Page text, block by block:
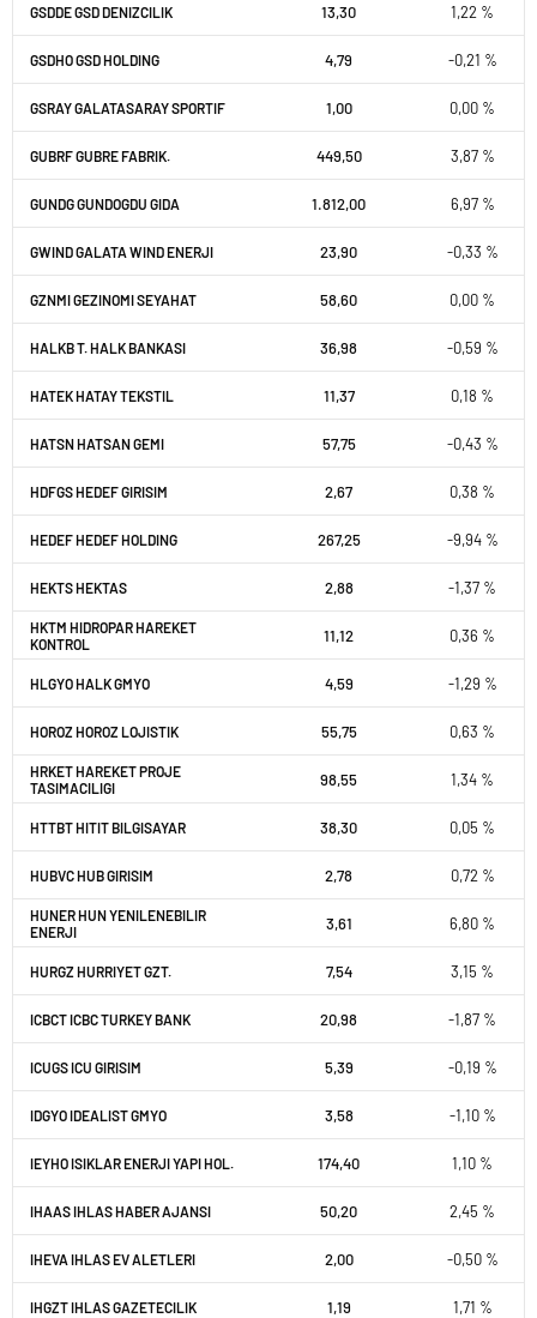
GSDDE GSD DENIZCILIK 13,30 1,22 %
GSDHO GSD HOLDING 4,79 -0,21 %
GSRAY GALATASARAY SPORTIF 1,00 0,00 %
GUBRF GUBRE FABRIK. 449,50 3,87 %
GUNDG GUNDOGDU GIDA 1.812,00 6,97 %
GWIND GALATA WIND ENERJI 23,90 -0,33 %
GZNMI GEZINOMI SEYAHAT 58,60 0,00 %
HALKB T. HALK BANKASI 36,98 -0,59 %
HATEK HATAY TEKSTIL 11,37 0,18 %
HATSN HATSAN GEMI 57,75 -0,43 %
HDFGS HEDEF GIRISIM 2,67 0,38 %
HEDEF HEDEF HOLDING 267,25 -9,94 %
HEKTS HEKTAS 2,88 -1,37 %
HKTM HIDROPAR HAREKET
KONTROL
11,12 0,36 %
HLGYO HALK GMYO 4,59 -1,29 %
HOROZ HOROZ LOJISTIK 55,75 0,63 %
HRKET HAREKET PROJE
TASIMACILIGI
98,55 1,34 %
HTTBT HITIT BILGISAYAR 38,30 0,05 %
HUBVC HUB GIRISIM 2,78 0,72 %
HUNER HUN YENILENEBILIR
ENERJI
3,61 6,80 %
HURGZ HURRIYET GZT. 7,54 3,15 %
ICBCT ICBC TURKEY BANK 20,98 -1,87 %
ICUGS ICU GIRISIM 5,39 -0,19 %
IDGYO IDEALIST GMYO 3,58 -1,10 %
IEYHO ISIKLAR ENERJI YAPI HOL. 174,40 1,10 %
IHAAS IHLAS HABER AJANSI 50,20 2,45 %
IHEVA IHLAS EV ALETLERI 2,00 -0,50 %
IHGZT IHLAS GAZETECILIK 1,19 1,71 %